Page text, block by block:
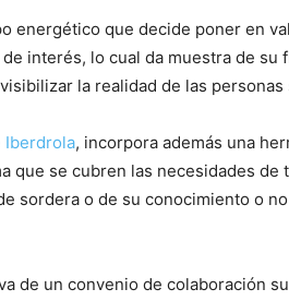
energético que decide poner en
interés, lo cual da muestra de su
la realidad de las personas
Iberdrola, incorpora además una
que se cubren las necesidades de
sordera o de su conocimiento o
de un convenio de colaboración